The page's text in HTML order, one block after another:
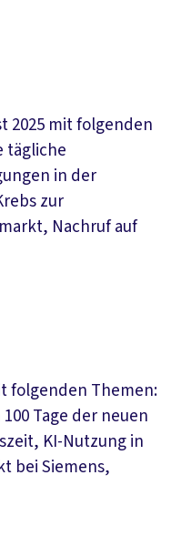
2025 mit folgenden
tägliche
in der
zur
Nachruf auf
folgenden Themen:
Tage der neuen
KI-Nutzung in
bei Siemens,